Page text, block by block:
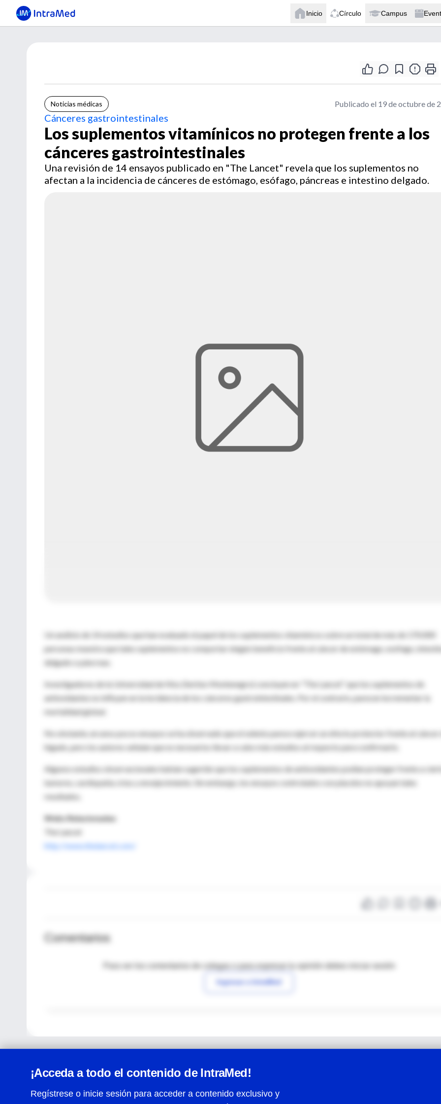
Inicio Círculo Campus
Noticias médicas Publicado el 19 de octubre de
Cánceres gastrointestinales
Los suplementos vitamínicos no protegen frente a los
cánceres gastrointestinales
Una revisión de 14 ensayos publicado en "The Lancet" revela que los suplementos no
afectan a la incidencia de cánceres de estómago, esófago, páncreas e intestino delgado.
Un análisis de 14 estudios que han evaluado el papel de los suplementos vitamínicos sobre un total de más de 170.000
personas muestra que tales suplementos no comportar ningún beneficio frente al cáncer de estómago, esófago,
delgado o páncreas.
Investigadores de la Universidad de Niss (Serbia-Montenegro) concluyen en "The Lancet" que los suplementos de
antioxidantes no influyen en la incidencia de los cánceres gastrointestinales. Por el contrario, parecen incrementar la
mortalidad global.
No obstante, en unos pocos ensayos se ha observado que el selenio parece ejercer un efecto protector frente al cáncer
hígado, pero los autores señalan que es necesarios llevar a cabo más estudios al respecto para confirmarlo.
Algunos estudios observacionales habían sugerido que los suplementos de antioxidantes podían proteger frente a
tumores, cardiopatía, ictus y envejecimiento. Sin embargo, los ensayos controlados con placebo no apoyan tales
resultados.
Webs Relacionadas
The Lancet
http://www.thelancet.com/
Comentarios
Para ver los comentarios de colegas o para expresar tu opinión debes iniciar sesión
Ingresar a IntraMed
¡Acceda a todo el contenido de IntraMed!
Regístrese o inicie sesión para acceder a contenido exclusivo y